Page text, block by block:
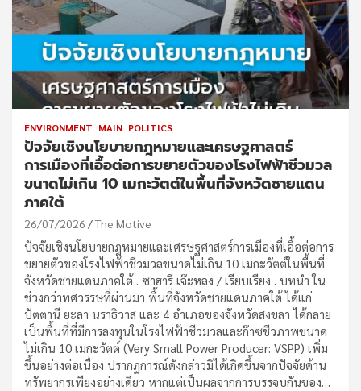
ENVIRONMENT MAIN POLITICS
ปัจจัยเชิงนโยบายกฎหมายและเศรษฐศาสตร์
การเมืองที่เอื้อต่อการขยายตัวของโรงไฟฟ้าชีวมวล
ขนาดไม่เกิน 10 เมกะวัตต์ในพื้นที่จังหวัดชายแดน
ภาคใต้
26/07/2026 The Motive
ปัจจัยเชิงนโยบายกฎหมายและเศรษฐศาสตร์การเมืองที่เอื้อต่อการ
ขยายตัวของโรงไฟฟ้าชีวมวลขนาดไม่เกิน 10 เมกะวัตต์ในพื้นที่
จังหวัดชายแดนภาคใต้ . ซาฮารี เจ๊ะหลง / เรียบเรียง . บทนำ ใน
ช่วงกว่าทศวรรษที่ผ่านมา พื้นที่จังหวัดชายแดนภาคใต้ ได้แก่
ปัตตานี ยะลา นราธิวาส และ 4 อำเภอของจังหวัดสงขลา ได้กลาย
เป็นพื้นที่ที่มีการลงทุนในโรงไฟฟ้าชีวมวลและก๊าซชีวภาพขนาด
ไม่เกิน 10 เมกะวัตต์ (Very Small Power Producer: VSPP) เพิ่ม
ขึ้นอย่างต่อเนื่อง ปรากฏการณ์ดังกล่าวมิได้เกิดขึ้นจากปัจจัยด้าน
ทรัพยากรเพียงอย่างเดียว หากแต่เป็นผลจากการบรรจบกันของ…